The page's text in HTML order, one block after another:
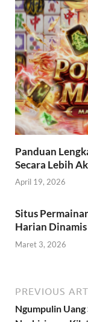
Panduan
Secara Lebih
April 19, 2026
Situs
Harian Dinamis
Maret 3, 2026
PREVIOUS
Ngumpulin Uang